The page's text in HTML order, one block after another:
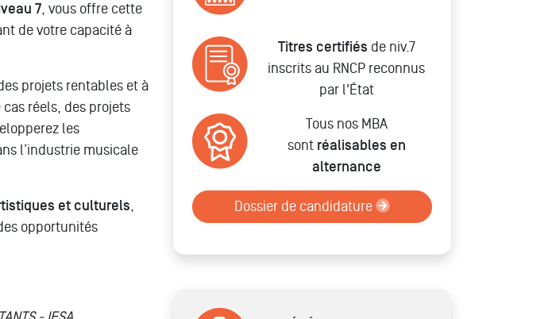
7, vous offre cette
de votre capacité à
projets rentables et à
réels, des projets
les
l’industrie musicale
et culturels,
opportunités
Titres certifiés de niv.7
inscrits au RNCP reconnus
par l'État
Tous nos MBA
sont réalisables en
alternance
Dossier de candidature